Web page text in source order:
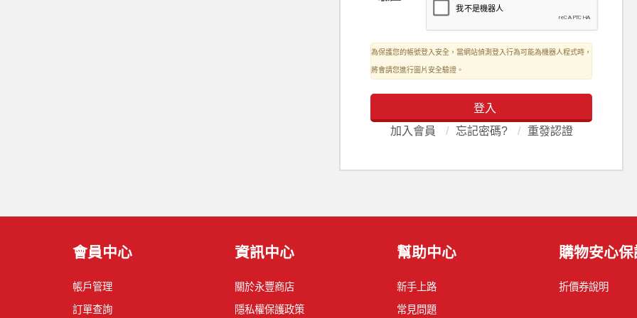
為保護您的帳號登入安全，當網站偵測登入行為可能為機器人程式時，
將會請您進行圖片安全驗證。
登入
加入會員
/ 忘記密碼? / 重發認證
會員中心
帳戶管理
訂單查詢
資訊中心
關於永豐商店
隱私權保護政策
幫助中心
新手上路
常見問題
購物安心保
折價券說明